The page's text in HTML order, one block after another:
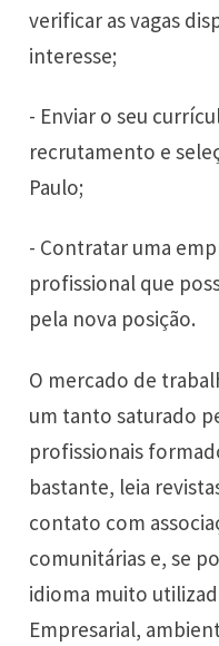
verificar as vagas
interesse;
- Enviar o seu
recrutamento e
Paulo;
- Contratar uma
profissional que
pela nova posição.
O mercado de
um tanto saturado
profissionais
bastante, leia
contato com
comunitárias e, se
idioma muito
Empresarial,